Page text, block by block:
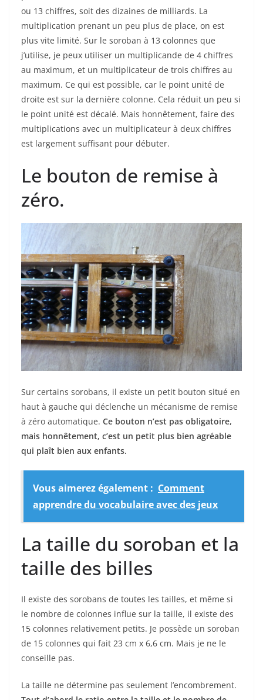
ou 13 chiffres, soit des dizaines de milliards. La
multiplication prenant un peu plus de place, on est
plus vite limité. Sur le soroban à 13 colonnes que
j’utilise, je peux utiliser un multiplicande de 4 chiffres
au maximum, et un multiplicateur de trois chiffres au
maximum. Ce qui est possible, car le point unité de
droite est sur la dernière colonne. Cela réduit un peu si
le point unité est décalé. Mais honnêtement, faire des
multiplications avec un multiplicateur à deux chiffres
est largement suffisant pour débuter.
Le bouton de remise à
zéro.
Sur certains sorobans, il existe un petit bouton situé en
haut à gauche qui déclenche un mécanisme de remise
à zéro automatique. Ce bouton n’est pas obligatoire,
mais honnêtement, c’est un petit plus bien agréable
qui plaît bien aux enfants.
Vous aimerez également : Comment
apprendre du vocabulaire avec des jeux
La taille du soroban et la
taille des billes
Il existe des sorobans de toutes les tailles, et même si
le nombre de colonnes influe sur la taille, il existe des
15 colonnes relativement petits. Je possède un soroban
de 15 colonnes qui fait 23 cm x 6,6 cm. Mais je ne le
conseille pas.
La taille ne détermine pas seulement l’encombrement.